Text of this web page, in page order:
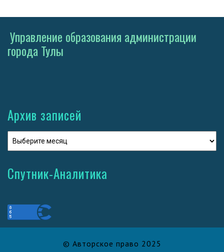
Управление образования администрации
города Тулы
Архив записей
Спутник-Аналитика
© Авторское право 2025